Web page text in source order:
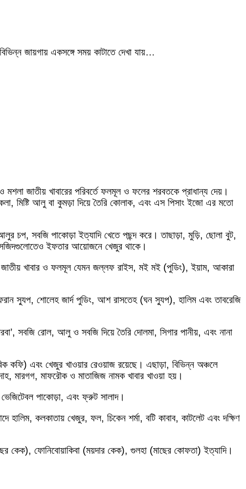
জায়গায় একসঙ্গে সময় কাটাতে দেখা যায়…
জাতীয় খাবারের পরিবর্তে ফলমূল ও ফলের শরবতকে প্রাধান্য দেয়।
কলা, মিষ্টি আলু বা কুমড়া দিয়ে তৈরি কোলাক, এবং এস পিসাং ইজো এর মতো
চপ, সবজি পাকোড়া ইত্যাদি খেতে পছন্দ করে। তাছাড়া, মুড়ি, ছোলা বুট,
ইফতার আয়োজনে খেজুর থাকে।
জাতীয় খাবার ও ফলমূল যেমন জল্লফ রাইস, মই মই (পুডিং), ইয়াম, আকারা
স্যুপ, শোলেহ জার্দ পুডিং, আশ রাসতেহ (ঘন স্যুপ), হালিম এবং তাবরেজি
সবজি রোল, আলু ও সবজি দিয়ে তৈরি দোলমা, সিগার পানীয়, এবং নানা
কফি) এবং খেজুর খাওয়ার রেওয়াজ রয়েছে। এছাড়া, বিভিন্ন অঞ্চলে
মারগগ, মাফরৌক ও মাতাজিজ নামক খাবার খাওয়া হয়।
পাকোড়া, এবং ফ্রুট সালাদ।
হালিম, কলকাতায় খেজুর, ফল, চিকেন শর্মা, বটি কাবাব, কাটলেট এবং দক্ষিণ
কেক), ফোনিবোয়াকিবা (ময়দার কেক), গুলহা (মাছের কোফতা) ইত্যাদি।